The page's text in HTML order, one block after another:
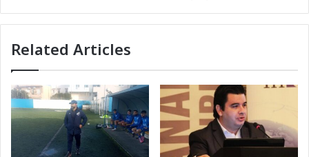
Related Articles